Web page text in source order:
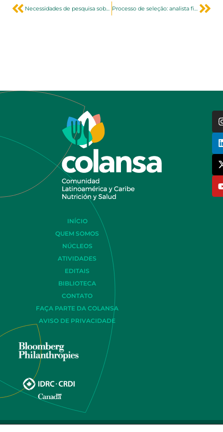
Necessidades de pesquisa sobre políticas de ambientes alimentares na América Latina e Caribe Processo de seleção: analista financeiro
INÍCIO
QUEM SOMOS
NÚCLEOS
ATIVIDADES
EDITAIS
BIBLIOTECA
CONTATO
FAÇA PARTE DA COLANSA
AVISO DE PRIVACIDADE